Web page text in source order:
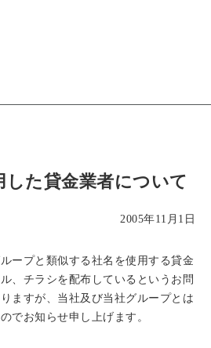
した貸金業者について
2005年11月1日
ープと類似する社名を使用する貸金
、チラシを配布しているというお問
ますが、当社及び当社グループとは
でお知らせ申し上げます。